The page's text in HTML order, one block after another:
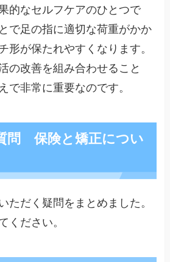
的なセルフケアのひとつで
で足の指に適切な荷重がかか
形が保たれやすくなります。
の改善を組み合わせること
で非常に重要なのです。
問 保険と矯正につい
ただく疑問をまとめました。
ください。